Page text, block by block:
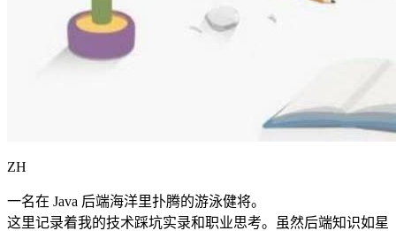
ZH
一名在 Java 后端海洋里扑腾的游泳健将。
这里记录着我的技术踩坑实录和职业思考。虽然后端知识如星